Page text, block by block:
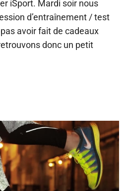
iSport. Mardi soir nous
d’entraînement / test
avoir fait de cadeaux
donc un petit